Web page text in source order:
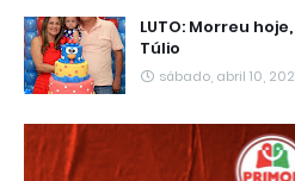
LUTO: Morreu
Túlio
sábado, abril 10,